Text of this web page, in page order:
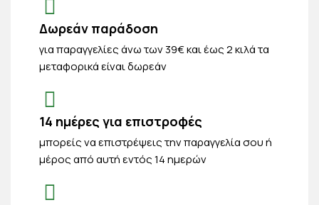
Δωρεάν παράδοση
για παραγγελίες άνω των 39€ και έως 2 κιλά τα
μεταφορικά είναι δωρεάν
14 ημέρες για επιστροφές
μπορείς να επιστρέψεις την παραγγελία σου ή
μέρος από αυτή εντός 14 ημερών